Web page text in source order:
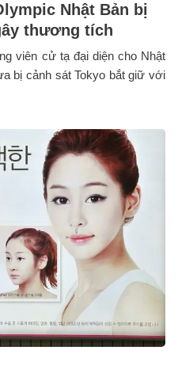
Nhật Bản bị
thương tích
viên cử tạ đại diện cho Nhật
bị cảnh sát Tokyo bắt giữ với